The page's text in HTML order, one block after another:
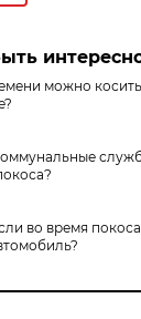
можно
во время